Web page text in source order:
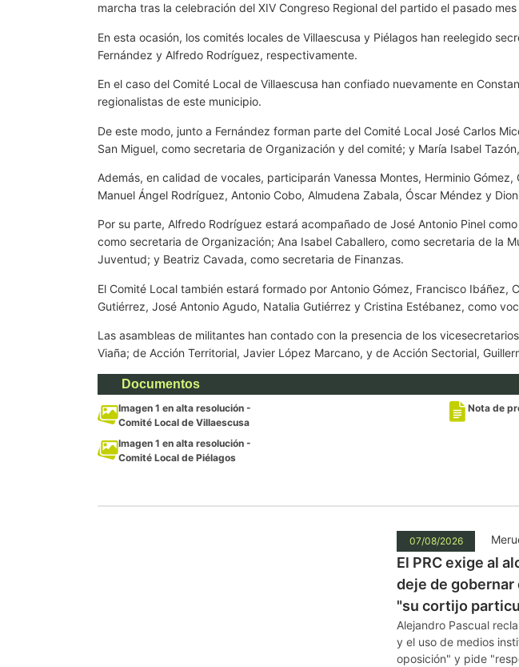
marcha tras la celebración del XIV Congreso Regional del partido el pasado
En esta ocasión, los comités locales de Villaescusa y Piélagos han reelegido
Fernández y Alfredo Rodríguez, respectivamente.
En el caso del Comité Local de Villaescusa han confiado nuevamente en
regionalistas de este municipio.
De este modo, junto a Fernández forman parte del Comité Local José Carlos
San Miguel, como secretaria de Organización y del comité; y María Isabel
Además, en calidad de vocales, participarán Vanessa Montes, Herminio
Manuel Ángel Rodríguez, Antonio Cobo, Almudena Zabala, Óscar Méndez y
Por su parte, Alfredo Rodríguez estará acompañado de José Antonio Pinel
como secretaria de Organización; Ana Isabel Caballero, como secretaria de la
Juventud; y Beatriz Cavada, como secretaria de Finanzas.
El Comité Local también estará formado por Antonio Gómez, Francisco Ibáñez,
Gutiérrez, José Antonio Agudo, Natalia Gutiérrez y Cristina Estébanez, como
Las asambleas de militantes han contado con la presencia de los
Viaña; de Acción Territorial, Javier López Marcano, y de Acción Sectorial,
Documentos
Imagen 1 en alta resolución -
Comité Local de Villaescusa
Imagen 1 en alta resolución -
Comité Local de Piélagos
Nota de
07/08/2026
El PRC exige al
deje de
"su cortijo
Alejandro Pascual
y el uso de medios
oposición" y pide